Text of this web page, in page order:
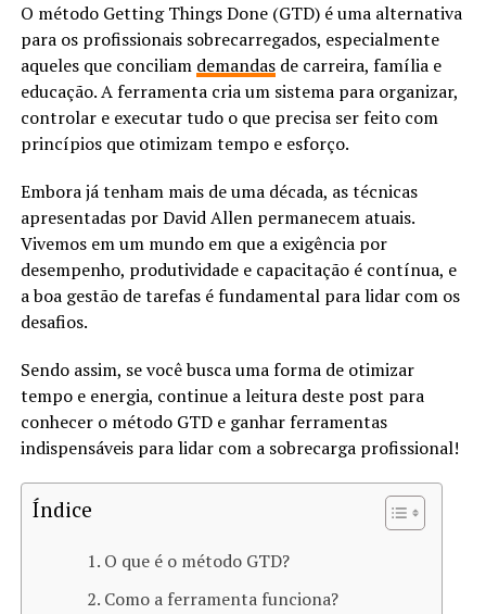
O método Getting Things Done (GTD) é uma alternativa
para os profissionais sobrecarregados, especialmente
aqueles que conciliam demandasde carreira, família e
educação. A ferramenta cria um sistema para organizar,
controlar e executar tudo o que precisa ser feito com
princípios que otimizam tempo e esforço.
Embora já tenham mais de uma década, as técnicas
apresentadas por David Allen permanecem atuais.
Vivemos em um mundo em que a exigência por
desempenho, produtividade e capacitação é contínua, e
a boa gestão de tarefas é fundamental para lidar com os
desafios.
Sendo assim, se você busca uma forma de otimizar
tempo e energia, continue a leitura deste post para
conhecer o método GTD e ganhar ferramentas
indispensáveis para lidar com a sobrecarga profissional!
Índice
O que é o método GTD?
Como a ferramenta funciona?